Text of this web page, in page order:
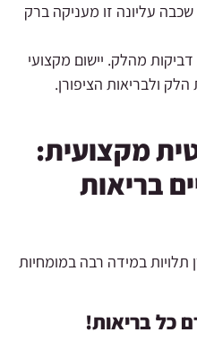
שכבה עליונה זו מעניקה ברק
מהלק. יישום מקצועי
ולבריאות הציפורן.
מקצועית:
בריאות
תלויות במידה רבה במומחיות
כל בריאות!